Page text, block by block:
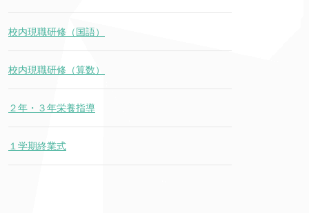
校内現職研修（国語）
校内現職研修（算数）
２年・３年栄養指導
１学期終業式